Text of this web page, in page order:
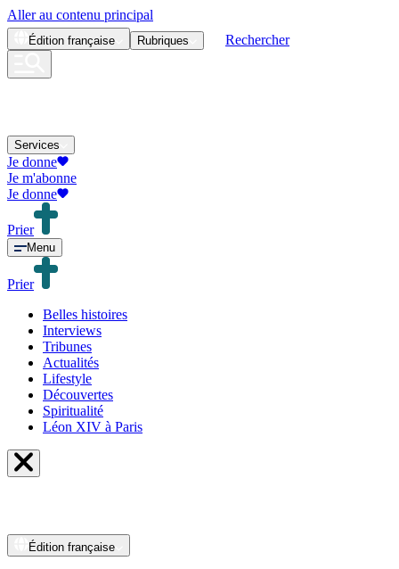
Aller au contenu principal
Édition française Rubriques Rechercher
Services
Je donne
Je m'abonne
Je donne
Prier
Menu
Prier
Belles histoires
Interviews
Tribunes
Actualités
Lifestyle
Découvertes
Spiritualité
Léon XIV à Paris
Édition française